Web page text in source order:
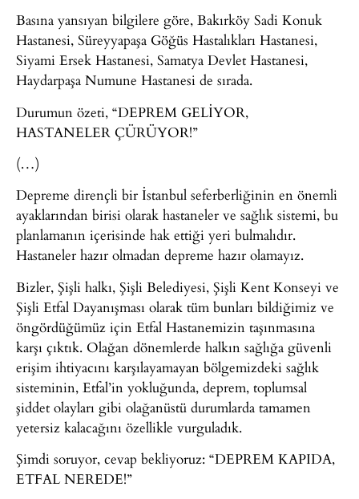
Basına yansıyan bilgilere göre, Bakırköy Sadi Konuk
Hastanesi, Süreyyapaşa Göğüs Hastalıkları Hastanesi,
Siyami Ersek Hastanesi, Samatya Devlet Hastanesi,
Haydarpaşa Numune Hastanesi de sırada.
Durumun özeti, “DEPREM GELİYOR,
HASTANELER ÇÜRÜYOR!”
(…)
Depreme dirençli bir İstanbul seferberliğinin en önemli
ayaklarından birisi olarak hastaneler ve sağlık sistemi, bu
planlamanın içerisinde hak ettiği yeri bulmalıdır.
Hastaneler hazır olmadan depreme hazır olamayız.
Bizler, Şişli halkı, Şişli Belediyesi, Şişli Kent Konseyi ve
Şişli Etfal Dayanışması olarak tüm bunları bildiğimiz ve
öngördüğümüz için Etfal Hastanemizin taşınmasına
karşı çıktık. Olağan dönemlerde halkın sağlığa güvenli
erişim ihtiyacını karşılayamayan bölgemizdeki sağlık
sisteminin, Etfal’in yokluğunda, deprem, toplumsal
şiddet olayları gibi olağanüstü durumlarda tamamen
yetersiz kalacağını özellikle vurguladık.
Şimdi soruyor, cevap bekliyoruz: “DEPREM KAPIDA,
ETFAL NEREDE!”